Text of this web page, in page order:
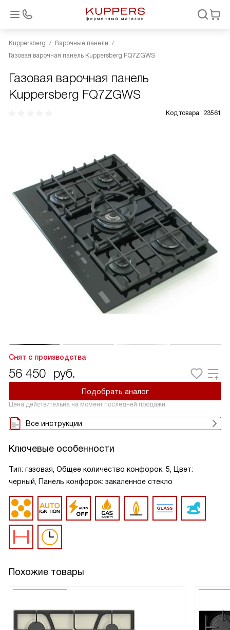
Kuppersberg
Варочные панели
Газовая варочная панель Kuppersberg FQ7ZGWS
Газовая варочная панель
Kuppersberg FQ7ZGWS
Код товара: 23561
Снят с производства
56 450 руб.
Подобрать аналог
Цена действительна на момент последней продажи
Все инструкции
Ключевые особенности
Тип: газовая, Общее количество конфорок: 5, Цвет:
черный, Панель конфорок: закаленное стекло
Похожие товары